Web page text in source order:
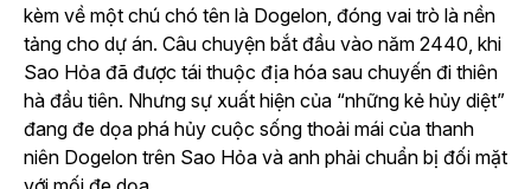
kèm về một chú chó tên là Dogelon, đóng vai trò là nền
tảng cho dự án. Câu chuyện bắt đầu vào năm 2440, khi
Sao Hỏa đã được tái thuộc địa hóa sau chuyến đi thiên
hà đầu tiên. Nhưng sự xuất hiện của “những kẻ hủy diệt”
đang đe dọa phá hủy cuộc sống thoải mái của thanh
niên Dogelon trên Sao Hỏa và anh phải chuẩn bị đối mặt